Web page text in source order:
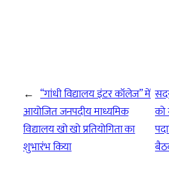
← “गांधी विद्यालय इंटर कॉलेज” में
आयोजित जनपदीय माध्यमिक
विद्यालय खो खो प्रतियोगिता का
शुभारंभ किया